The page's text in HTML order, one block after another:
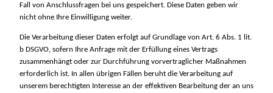
Fall von Anschlussfragen bei uns gespeichert. Diese Daten geben wir
nicht ohne Ihre Einwilligung weiter.
Die Verarbeitung dieser Daten erfolgt auf Grundlage von Art. 6 Abs. 1 lit.
b DSGVO, sofern Ihre Anfrage mit der Erfüllung eines Vertrags
zusammenhängt oder zur Durchführung vorvertraglicher Maßnahmen
erforderlich ist. In allen übrigen Fällen beruht die Verarbeitung auf
unserem berechtigten Interesse an der effektiven Bearbeitung der an uns